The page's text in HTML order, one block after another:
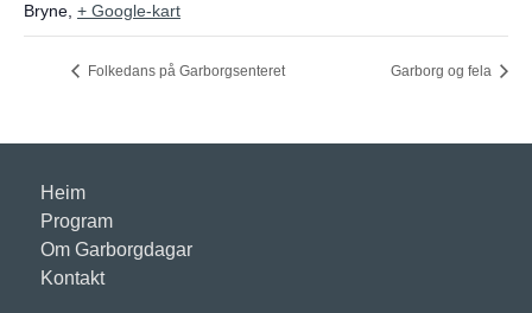
Bryne, + Google-kart
Folkedans på Garborgsenteret Garborg og fela
Heim
Program
Om Garborgdagar
Kontakt